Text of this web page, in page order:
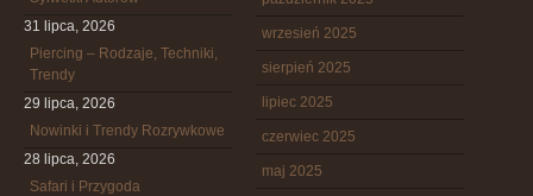
31 lipca, 2026
Piercing – Rodzaje, Techniki,
Trendy
29 lipca, 2026
Nowinki i Trendy Rozrywkowe
28 lipca, 2026
Safari i Przygoda
wrzesień 2025
sierpień 2025
lipiec 2025
czerwiec 2025
maj 2025